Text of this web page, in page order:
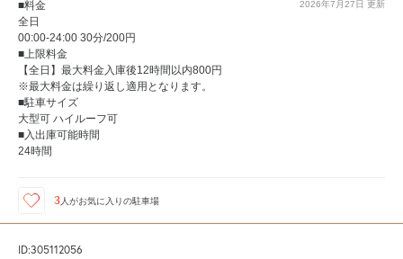
2026年7月27日 更新
■料金
全日
00:00-24:00 30分/200円
■上限料金
【全日】最大料金入庫後12時間以内800円
※最大料金は繰り返し適用となります。
■駐車サイズ
大型可 ハイルーフ可
■入出庫可能時間
24時間
3 人がお気に入りの駐車場
ID:305112056